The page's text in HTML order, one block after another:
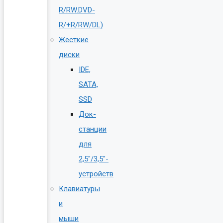
R/RW.DVD-
R/+R/RW/DL)
Жесткие
диски
IDE,
SATA,
SSD
Док-
станции
для
2,5″/3,5″-
устройств
Клавиатуры
и
мыши